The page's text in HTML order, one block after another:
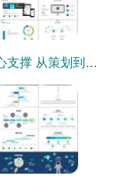
市场营销核心支撑 从策划到执行的整套企业方案